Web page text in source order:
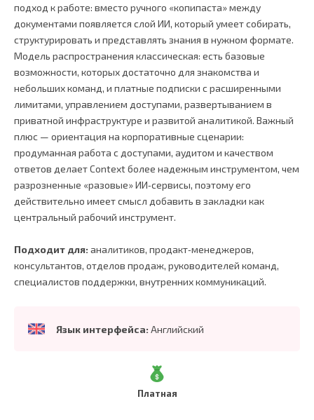
подход к работе: вместо ручного «копипаста» между
документами появляется слой ИИ, который умеет собирать,
структурировать и представлять знания в нужном формате.
Модель распространения классическая: есть базовые
возможности, которых достаточно для знакомства и
небольших команд, и платные подписки с расширенными
лимитами, управлением доступами, развертыванием в
приватной инфраструктуре и развитой аналитикой. Важный
плюс — ориентация на корпоративные сценарии:
продуманная работа с доступами, аудитом и качеством
ответов делает Context более надежным инструментом, чем
разрозненные «разовые» ИИ‑сервисы, поэтому его
действительно имеет смысл добавить в закладки как
центральный рабочий инструмент.
Подходит для: аналитиков, продакт‑менеджеров,
консультантов, отделов продаж, руководителей команд,
специалистов поддержки, внутренних коммуникаций.
Язык интерфейса: Английский
Платная